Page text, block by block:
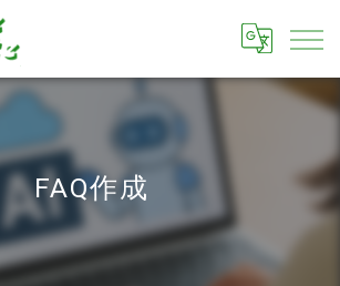
FAQ作成